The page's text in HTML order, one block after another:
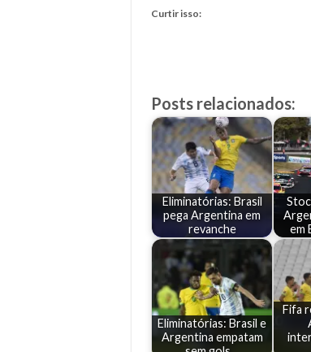
Curtir isso:
Posts relacionados:
Eliminatórias: Brasil
pega Argentina em
revanche
em
Eliminatórias: Brasil e
Argentina empatam
Fifa